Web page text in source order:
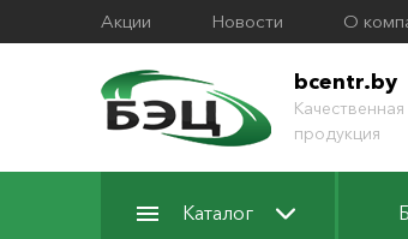
Акции Новости О
bcentr.by
продукция
Каталог